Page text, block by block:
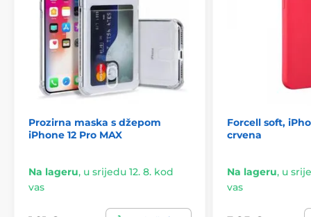
Prozirna maska s džepom
iPhone 12 Pro MAX
Na lageru, u srijedu 12. 8. kod
vas
Forcell soft,
crvena
Na lageru, u
vas